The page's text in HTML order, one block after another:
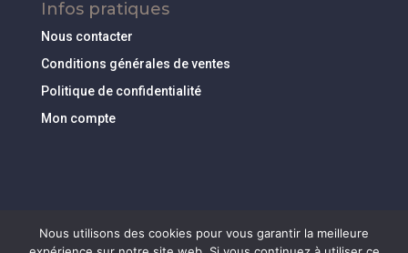
Infos pratiques
Nous contacter
Conditions générales de ventes
Politique de confidentialité
Mon compte
Nous utilisons des cookies pour vous garantir la meilleure